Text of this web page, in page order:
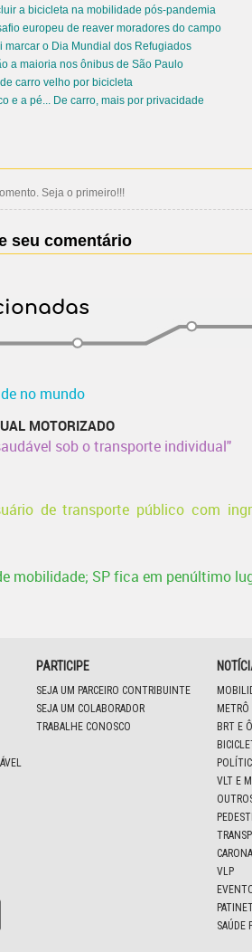
a bicicleta na mobilidade pós-pandemia
europeu de reaver moradores do campo
marcar o Dia Mundial dos Refugiados
a maioria nos ônibus de São Paulo
carro velho por bicicleta
e a pé... De carro, mais por privacidade
Seja o primeiro!!!
seu comentário
no mundo
MOTORIZADO
sob o transporte individual"
de transporte público com
mobilidade; SP fica em penúltimo
PARTICIPE
SEJA UM PARCEIRO CONTRIBUINTE
SEJA UM COLABORADOR
TRABALHE CONOSCO
METRÔ
BRT E
VLT E
CARONA
VLP
SAÚDE